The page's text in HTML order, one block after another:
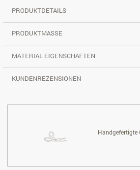
PRODUKTDETAILS
PRODUKTMASSE
MATERIAL EIGENSCHAFTEN
KUNDENREZENSIONEN
Handgefertigte